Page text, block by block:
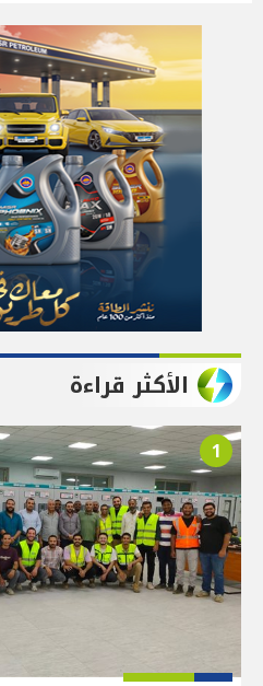
الأكثر قراءة
1